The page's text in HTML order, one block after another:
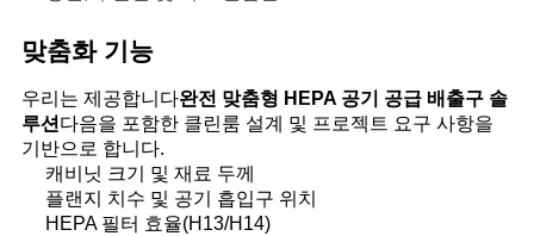
맞춤화 기능
우리는 제공합니다완전 맞춤형 HEPA 공기 공급 배출구 솔
루션 다음을 포함한 클린룸 설계 및 프로젝트 요구 사항을
기반으로 합니다.
캐비닛 크기 및 재료 두께
플랜지 치수 및 공기 흡입구 위치
HEPA 필터 효율(H13/H14)